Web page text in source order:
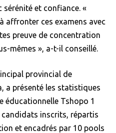
sérénité et confiance. «
affronter ces examens avec
preuve de concentration
mêmes », a-t-il conseillé.
provincial de
a présenté les statistiques
éducationnelle Tshopo 1
candidats inscrits, répartis
et encadrés par 10 pools